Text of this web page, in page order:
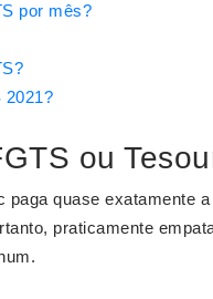
por mês?
2021?
ou
paga quase exatamente
praticamente